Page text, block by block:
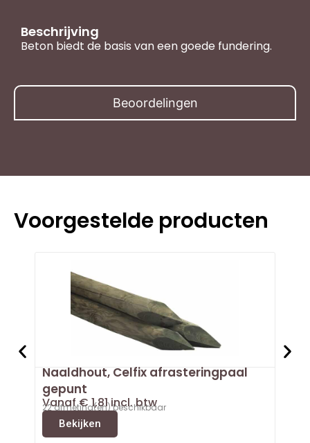
Beoordelingen
Beschrijving
Beton biedt de basis van een goede fundering.
Voorgestelde producten
Naaldhout, Celfix afrasteringpaal
gepunt
Vanaf€1,81incl. btw
22 afmeting(en) beschikbaar
Bekijken